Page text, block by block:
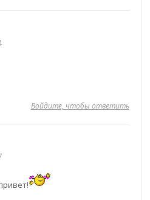
Войдите, чтобы ответить